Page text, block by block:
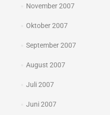
November 2007
Oktober 2007
September 2007
August 2007
Juli 2007
Juni 2007